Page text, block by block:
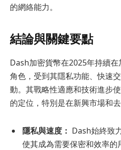
的網絡能力。
結論與關鍵要點
Dash加密貨幣在2025年持續
角色，受到其隱私功能、快速
動。其戰略性適應和技術進步
的定位，特別是在新興市場和
隱私與速度： Dash始終致
使其成為需要保密和效率的